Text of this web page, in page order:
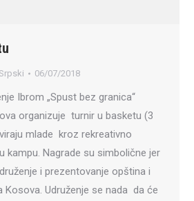
06/07/2018
Ibrom „Spust bez granica“
organizuje turnir u basketu (3
mlade kroz rekreativno
kampu. Nagrade su simbolične jer
i prezentovanje opština i
Kosova. Udruženje se nada da će